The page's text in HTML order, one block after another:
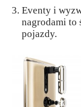
Eventy i
nagrodami to
pojazdy.